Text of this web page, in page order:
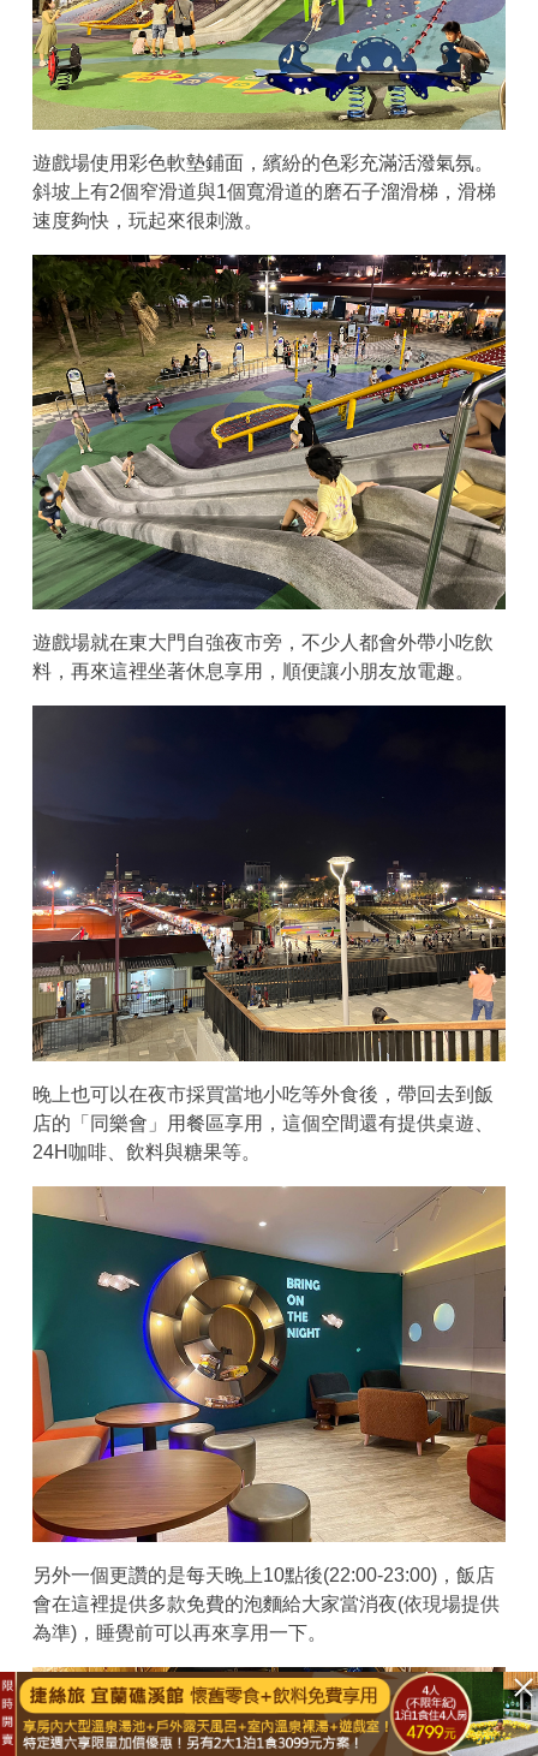
遊戲場使用彩色軟墊鋪面，繽紛的色彩充滿活潑氣氛。
斜坡上有2個窄滑道與1個寬滑道的磨石子溜滑梯，滑梯
速度夠快，玩起來很刺激。
遊戲場就在東大門自強夜市旁，不少人都會外帶小吃飲
料，再來這裡坐著休息享用，順便讓小朋友放電趣。
晚上也可以在夜市採買當地小吃等外食後，帶回去到飯
店的「同樂會」用餐區享用，這個空間還有提供桌遊、
24H咖啡、飲料與糖果等。
另外一個更讚的是每天晚上10點後(22:00-23:00)，飯店
會在這裡提供多款免費的泡麵給大家當消夜(依現場提供
為準)，睡覺前可以再來享用一下。
已結束